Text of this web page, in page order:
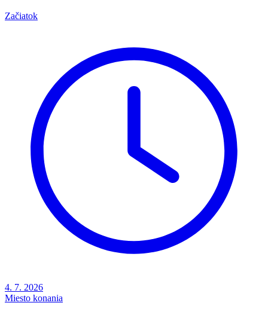
Začiatok
4. 7. 2026
Miesto konania